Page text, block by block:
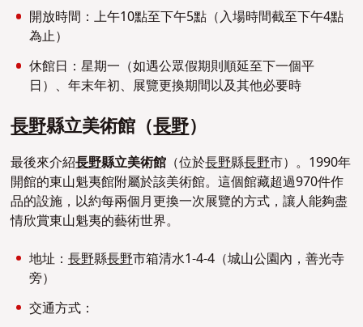
開放時間：上午10點至下午5點（入場時間截至下午4點
為止）
休館日：星期一（如遇公眾假期則順延至下一個平
日）、 年末年初、展覽更換期間以及其他必要時
長野縣立美術館（長野）
最後來介紹長野縣立美術館 （位於長野縣長野市）。1990年
開館的東山魁夷館附屬於該美術館。這個館藏超過970件作
品的設施，以約每兩個月更換一次展覽的方式，讓人能夠盡
情欣賞東山魁夷的藝術世界。
地址： 長野縣長野市箱清水1-4-4（城山公園內，善光寺
旁）
交通方式：